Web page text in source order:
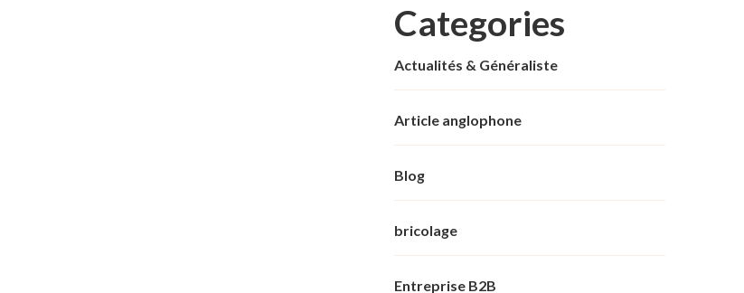
Categories
Actualités & Généraliste
Article anglophone
Blog
bricolage
Entreprise B2B